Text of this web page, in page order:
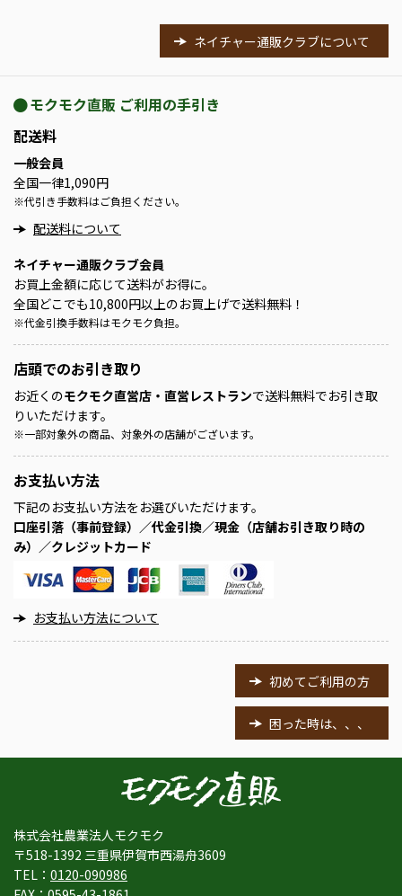
ネイチャー通販クラブについて
モクモク直販 ご利用の手引き
配送料
一般会員
全国一律1,090円
※代引き手数料はご負担ください。
配送料について
ネイチャー通販クラブ会員
お買上金額に応じて送料がお得に。
全国どこでも10,800円以上のお買上げで送料無料！
※代金引換手数料はモクモク負担。
店頭でのお引き取り
お近くのモクモク直営店・直営レストランで送料無料でお引き取
りいただけます。
※一部対象外の商品、対象外の店舗がございます。
お支払い方法
下記のお支払い方法をお選びいただけます。
口座引落（事前登録）／代金引換／現金（店舗お引き取り時の
み）／クレジットカード
お支払い方法について
初めてご利用の方
困った時は、、、
株式会社農業法人モクモク
〒518-1392 三重県伊賀市西湯舟3609
TEL： 0120-090986